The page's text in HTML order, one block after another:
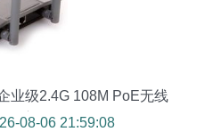
业级2.4G 108M PoE无线
深度解析
08-06 21:59:08